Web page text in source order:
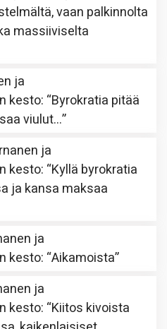
vaan palkinnolta
massiiviselta
ja
kesto: “Byrokratia pitää
viulut…”
ja
kesto: “Kyllä byrokratia
ja kansa maksaa
ja
kesto: “Aikamoista”
ja
kesto: “Kiitos kivoista